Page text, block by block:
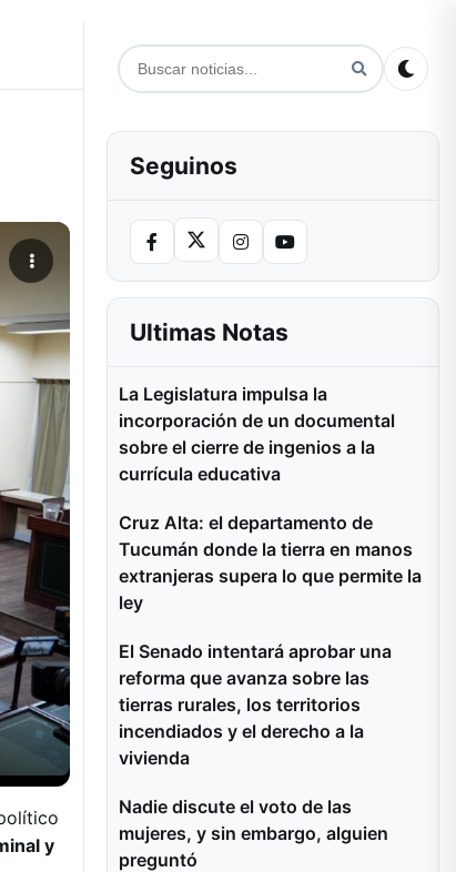
y
Seguinos
Ultimas Notas
La Legislatura impulsa la
incorporación de un documental
sobre el cierre de ingenios a la
currícula educativa
Cruz Alta: el departamento de
Tucumán donde la tierra en manos
extranjeras supera lo que permite la
ley
El Senado intentará aprobar una
reforma que avanza sobre las
tierras rurales, los territorios
incendiados y el derecho a la
vivienda
Nadie discute el voto de las
mujeres, y sin embargo, alguien
preguntó